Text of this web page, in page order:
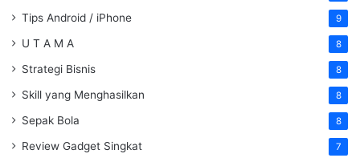
Tips Android / iPhone 9
U T A M A 8
Strategi Bisnis 8
Skill yang Menghasilkan 8
Sepak Bola 8
Review Gadget Singkat 7